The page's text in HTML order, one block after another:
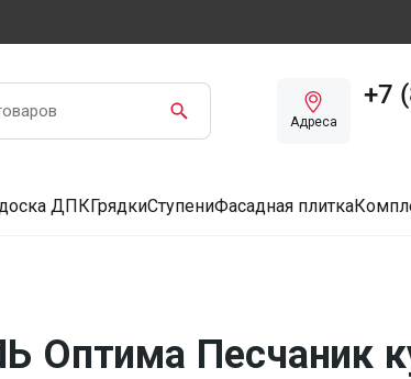
Адреса
+7
ДПКГрядкиСтупениФасадная плитка
Песчаник